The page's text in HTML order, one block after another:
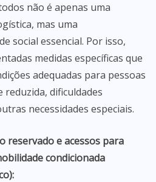
não é apenas uma
mas uma
social essencial. Por isso,
medidas específicas que
adequadas para pessoas
reduzida, dificuldades
necessidades especiais.
reservado e acessos para
condicionada